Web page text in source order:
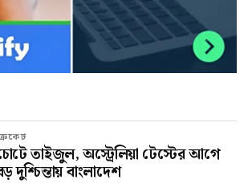
তাইজুল, অস্ট্রেলিয়া টেস্টের আগে
দুশ্চিন্তায় বাংলাদেশ